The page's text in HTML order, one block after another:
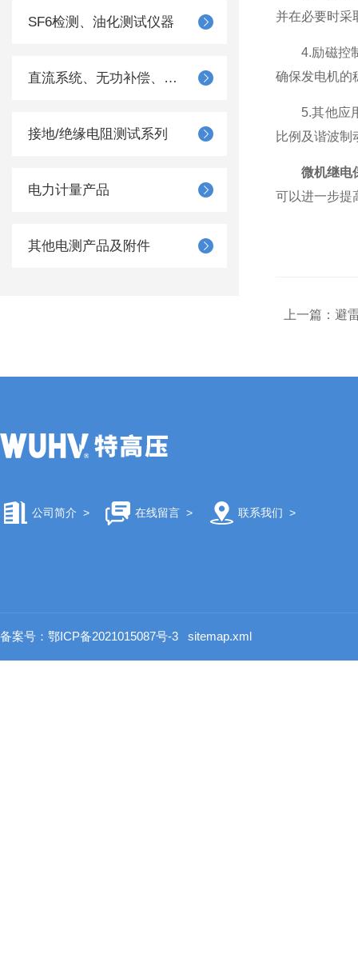
SF6检测、油化测试仪器
直流系统、无功补偿、电池电机检测仪器
接地/绝缘电阻测试系列
电力计量产品
其他电测产品及附件
并在必要时采
4.励磁控制
确保发电机的
5.其他应用
比例及谐波制
微机继电
可以进一步提
上一篇： 避
公司简介 > 在线留言> 联系我们 >
备案号：鄂ICP备2021015087号-3 sitemap.xml